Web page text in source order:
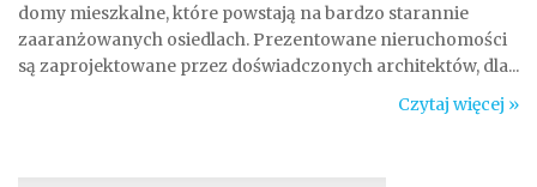
domy mieszkalne, które powstają na bardzo starannie
zaaranżowanych osiedlach. Prezentowane nieruchomości
są zaprojektowane przez doświadczonych architektów, dla...
Czytaj więcej »